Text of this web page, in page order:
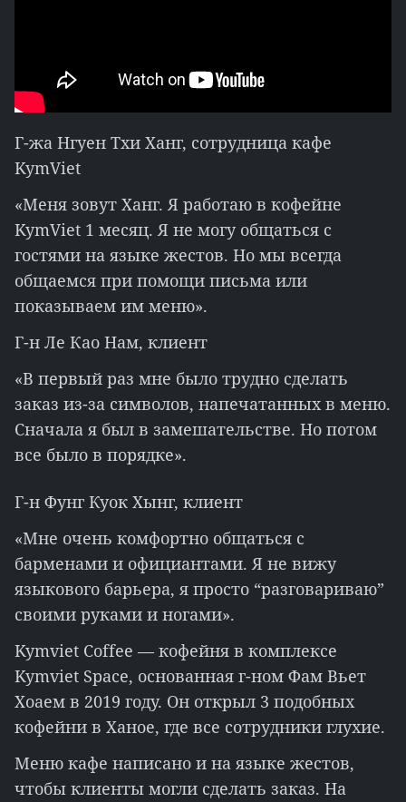
Г-жа Нгуен Тхи Ханг, сотрудница кафе
KymViet
«Меня зовут Ханг. Я работаю в кофейне
KymViet 1 месяц. Я не могу общаться с
гостями на языке жестов. Но мы всегда
общаемся при помощи письма или
показываем им меню».
Г-н Ле Као Нам, клиент
«В первый раз мне было трудно сделать
заказ из-за символов, напечатанных в меню.
Сначала я был в замешательстве. Но потом
все было в порядке».
Г-н Фунг Куок Хынг, клиент
«Мне очень комфортно общаться с
барменами и официантами. Я не вижу
языкового барьера, я просто “разговариваю”
своими руками и ногами».
Kymviet Coffee — кофейня в комплексе
Kymviet Space, основанная г-ном Фам Вьет
Хоаем в 2019 году. Он открыл 3 подобных
кофейни в Ханое, где все сотрудники глухие.
Меню кафе написано и на языке жестов,
чтобы клиенты могли сделать заказ. На